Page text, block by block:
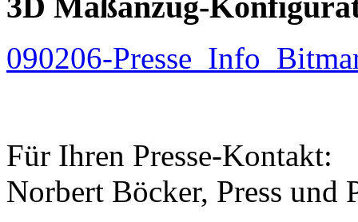
090206-
Für Ihren Presse-Kontakt:
Norbert Böcker, Press und